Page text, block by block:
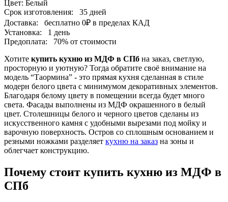
Цвет: Белый
Срок изготовления:
35 дней
Доставка:
бесплатно 0₽ в пределах КАД
Установка:
1 день
Предоплата:
70% от стоимости
Хотите купить кухню из МДФ в СПб на заказ, светлую,
просторную и уютную? Тогда обратите своё внимание на
модель “Таормина” - это прямая кухня сделанная в стиле
модерн белого цвета с минимумом декоративных элементов.
Благодаря белому цвету в помещении всегда будет много
света. Фасады выполнены из МДФ окрашенного в белый
цвет. Столешницы белого и черного цветов сделаны из
искусственного камня с удобными вырезами под мойку и
варочную поверхность. Остров со сплошным основанием и
резными ножками разделяет кухню на заказ на зоны и
облегчает конструкцию.
Почему стоит купить кухню из МДФ в
СПб